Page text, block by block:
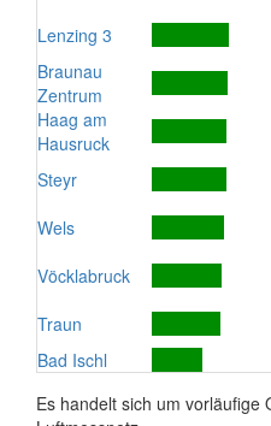
Lenzing 3
Braunau
Zentrum
Haag am
Hausruck
Steyr
Wels
Vöcklabruck
Traun
Bad Ischl
Es handelt sich um vorläufige